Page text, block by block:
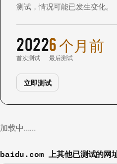
测试，情况可能已发生变化。
2022
首次测试
6 个月前
最后测试
立即测试
加载中……
baidu.com 上其他已测试的网